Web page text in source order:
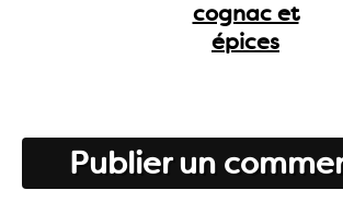
cognac et
épices
Publier un